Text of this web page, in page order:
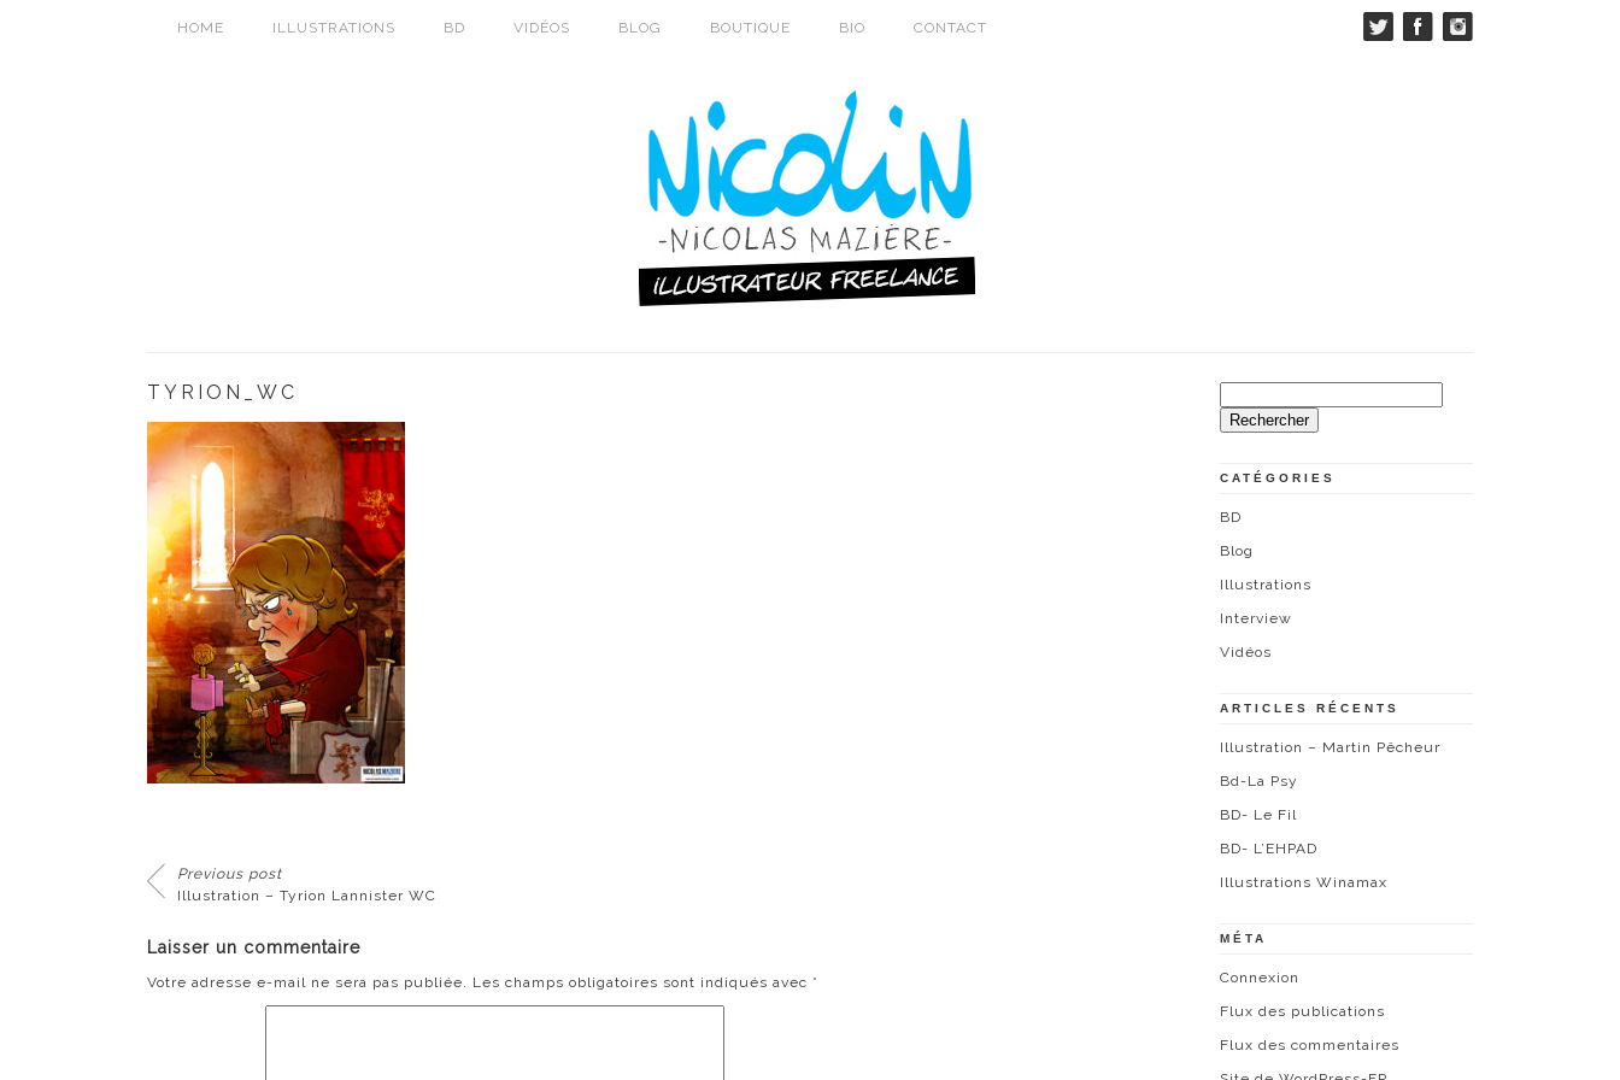
HOME ILLUSTRATIONS BD VIDÉOS BLOG BOUTIQUE BIO CONTACT
TYRION_WC
Previous post
Illustration – Tyrion Lannister WC
Laisser un commentaire
Votre adresse e-mail ne sera pas publiée. Les champs obligatoires sont indiqués avec *
CATÉGORIES
BD
Blog
Illustrations
Interview
Vidéos
ARTICLES RÉCENTS
Illustration – Martin Pêcheur
Bd-La Psy
BD- Le Fil
BD- L’EHPAD
Illustrations Winamax
MÉTA
Connexion
Flux des publications
Flux des commentaires